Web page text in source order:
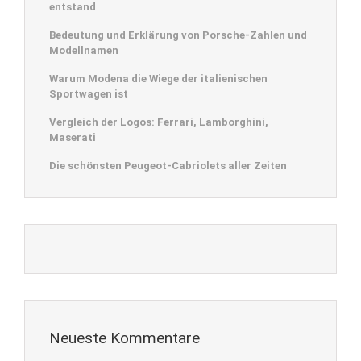
entstand
Bedeutung und Erklärung von Porsche-Zahlen und
Modellnamen
Warum Modena die Wiege der italienischen
Sportwagen ist
Vergleich der Logos: Ferrari, Lamborghini,
Maserati
Die schönsten Peugeot-Cabriolets aller Zeiten
Neueste Kommentare